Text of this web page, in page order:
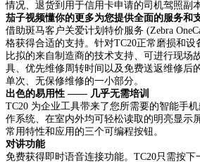
情况、退货到用于信用卡申请的司机驾照副本
茄子视频懂你的更多为您提供全面的服务和
借助斑马客户关爱计划特价服务 (Zebra
格获得合适的支持。针对TC20正常磨损和设
比拟的来自制造商的技术支持、可进行现
具、优先维修周转时间以及免费送返维修后
单次、无保修维修的一小部分。
出色的易用性 —— 几乎无需培训
TC20 为企业工具带来了您所需要的智能手
作系统、在室内外均可轻松读取的明亮显示屏
常用特性和应用的三个可编程按钮。
对讲功能
免费获得即时语音连接功能。TC20只需按下